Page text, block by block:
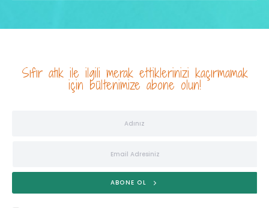
Sıfır atık ile ilgili merak ettiklerinizi kaçırmamak
için bültenimize abone olun!
ABONE OL